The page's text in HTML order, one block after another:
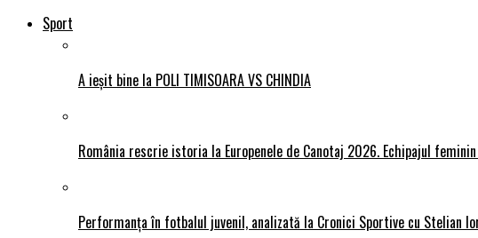
Sport
A ieșit bine la POLI TIMISOARA VS CHINDIA
România rescrie istoria la Europenele de Canotaj 2026. Echipajul
Performanța în fotbalul juvenil, analizată la Cronici Sportive cu Stelian